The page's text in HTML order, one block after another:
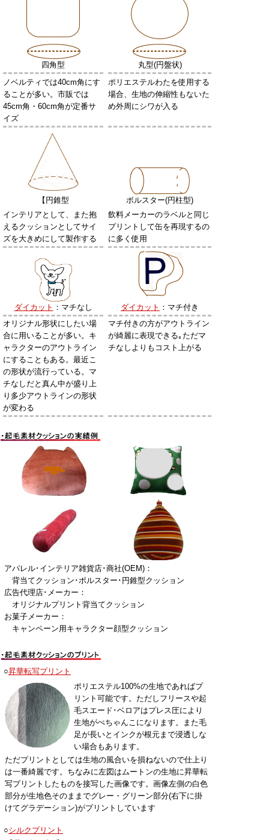
四角型
丸型(円盤状)
ノベルティでは40cm角にす
ることが多い。市販では
45cm角・60cm角が定番サ
イズ
ポリエステルわたを使用する
場合、生地の伸縮性もないた
め外周にシワが入る
【円錐型
ボルスター(円柱型)
インテリアとして、また抱
えるクッションとしてサイ
ズを大きめにして製作する
飲料メーカーのラベルと同じ
プリントして缶を再現するの
に多く使用
ダイカット ：マチなし ダイカット ：マチ付き
オリジナル形状にしたい場
合に用いることが多い。キ
ャラクターのアウトライン
にすることもある。最近こ
の形状が流行っている。マ
チなしだと真ん中が盛り上
り多少アウトラインの形状
が変わる
マチ付きの方がアウトライン
が綺麗に表現できる｡ただマ
チなしよりもコスト上がる
アパレル･インテリア雑貨店･商社(OEM)：
背当てクッション･ボルスター･円錐型クッション
広告代理店･メーカー：
オリジナルプリント背当てクッション
お菓子メーカー：
キャンペーン用キャラクター顔型クッション
○昇華転写プリント
ポリエステル100%の生地であればプ
リント可能です。ただしフリースや起
毛スエード･ベロアはプレス圧により
生地がぺちゃんこになります。また毛
足が長いとインクが根元まで浸透しな
い場合もあります。
ただプリントとしては生地の風合いを損ねないので仕上り
は一番綺麗です。ちなみに左図はムートンの生地に昇華転
写プリントしたものを接写した画像です。画像左側の白色
部分が生地色そのままでグレー・グリーン部分(右下に掛
けてグラデーション)がプリントしています
○シルクプリント